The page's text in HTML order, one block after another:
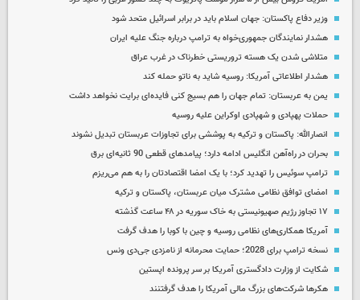
وزیر دفاع پاکستان: جهان اسلام باید در برابر اسرائیل متحد شود
هشدار نمایندگان جمهوری‌خواه به ترامپ درباره جنگ علیه ایران
متلاشی شدن یک هسته تروریستی خطرناک در غرب عراق
هشدار اطلاعاتی آمریکا: روسیه شاید به ناتو حمله کند
یمن به عربستان: تمام جهان را هم بسیج کنی فایده‌ای برایت نخواهد داشت
حملات پهپادی و شهپادی اوکراین علیه روسیه
انصارالله: پاکستان و ترکیه به پوششی برای تجاوزات عربستان تبدیل نشوند
بحران در راه‌آهن انگلیس ادامه دارد؛ پیامدهای قطعی 90 ثانیه‌ای برق
ترامپ سوئیس را تهدید کرد؛ با یک امضا اقتصادتان را به هم می‌ریزم
امضای توافق نظامی مشترک میان عربستان، پاکستان و ترکیه
۱۷ تجاوز رژیم صهیونیستی به خاک سوریه در ۴۸ ساعت گذشته
آمریکا همکاری‌های نظامی روسیه و چین با کوبا را هدف گرفت
نسخه ترامپ برای 2028؛ حمایت محرمانه از نامزدی جی‌دی ونس
شکایت از وزارت دادگستری آمریکا بر سر پرونده اپستین
هکرها شرکت‌های بزرگ مالی آمریکا را هدف گرفتنند